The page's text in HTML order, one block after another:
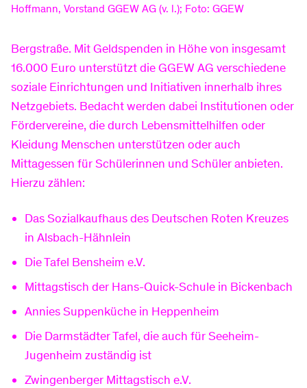
Arten Stromzähler
Erneuerbare Energien
Freifläche vermieten
Informationen
Ladepunkte Bergstraße
DSL-Tarife
TV
Inhouse-Verkabelung
Business-Tarife
Informationen
Glasfaseranschluss
Ausbau an der Bergstraße
Produktinformationsblätter
Zählerstand erfassen
Kontakt
GGEW APP
Defekte Straßenlampe melden
Verträge kündigen
Vertrag widerrufen
Newsletter
Schwimmbad
Basinus-Bad
Öffnungszeiten
Preise
Kurse
Badesee
Bensheimer Badesee
Öffnungszeiten
Preise
Über uns
Karriere
Aktuelles
Hoffmann, Vorstand GGEW AG (v. l.); Foto: GGEW
Bergstraße. Mit Geldspenden in Höhe von insgesamt
16.000 Euro unterstützt die GGEW AG verschiedene
soziale Einrichtungen und Initiativen innerhalb ihres
Netzgebiets. Bedacht werden dabei Institutionen oder
Fördervereine, die durch Lebensmittelhilfen oder
Kleidung Menschen unterstützen oder auch
Mittagessen für Schülerinnen und Schüler anbieten.
Hierzu zählen:
Das Sozialkaufhaus des Deutschen Roten Kreuzes
in Alsbach-Hähnlein
Die Tafel Bensheim e.V.
Mittagstisch der Hans-Quick-Schule in Bickenbach
Annies Suppenküche in Heppenheim
Die Darmstädter Tafel, die auch für Seeheim-
Jugenheim zuständig ist
Zwingenberger Mittagstisch e.V.